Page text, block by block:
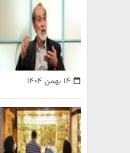
۱۴ بهمن ۱۴۰۴